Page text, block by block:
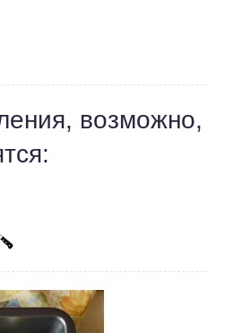
возможно,